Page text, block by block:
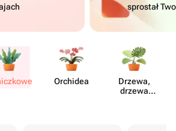
sprostał
Orchidea
Drzewa,
drzewa